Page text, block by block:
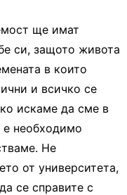
ще имат
си, защото живота
в които
и всичко се
искаме да сме в
необходимо
Не
от университета,
се справите с